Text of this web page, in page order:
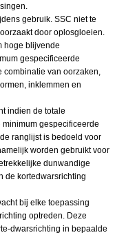
gebruik. SSC niet te
door oplosgloeien.
hoge blijvende
gespecificeerde
van oorzaken,
inklemmen en
indien de totale
gespecificeerde
ranglijst is bedoeld voor
worden gebruikt voor
dunwandige
de kortedwarsrichting
bij elke toepassing
optreden. Deze
dwarsrichting in bepaalde